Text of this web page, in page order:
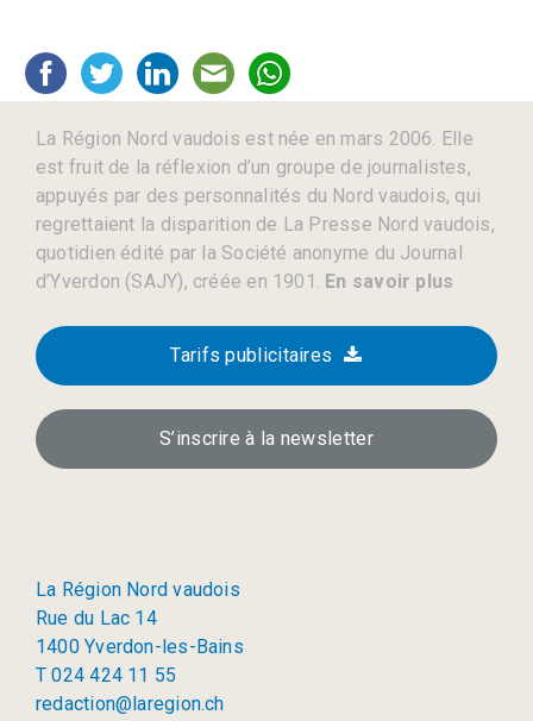
La Région Nord vaudois est née en mars 2006. Elle
est fruit de la réflexion d’un groupe de journalistes,
appuyés par des personnalités du Nord vaudois, qui
regrettaient la disparition de La Presse Nord vaudois,
quotidien édité par la Société anonyme du Journal
d’Yverdon (SAJY), créée en 1901. En savoir plus
Tarifs publicitaires
S’inscrire à la newsletter
La Région Nord vaudois
Rue du Lac 14
1400 Yverdon-les-Bains
T 024 424 11 55
redaction@laregion.ch